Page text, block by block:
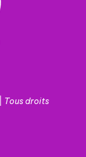
Tousdroits